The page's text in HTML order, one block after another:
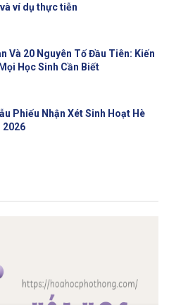
ví dụ thực tiễn
Và 20 Nguyên Tố Đầu Tiên: Kiến
Học Sinh Cần Biết
Phiếu Nhận Xét Sinh Hoạt Hè
2026